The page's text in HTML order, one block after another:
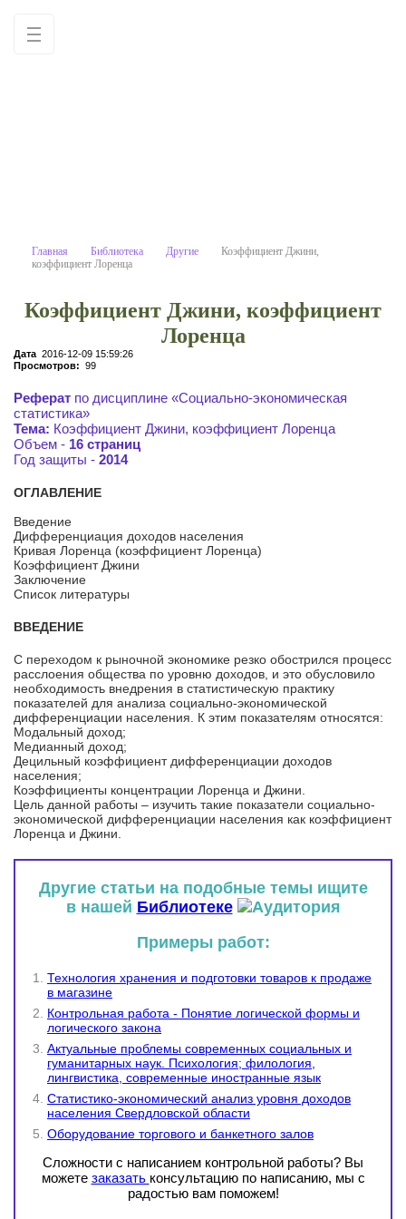
Главная Библиотека Другие
Коэффициент Джини,
коэффициент Лоренца
Коэффициент Джини, коэффициент
Лоренца
Дата 2016-12-09 15:59:26
Просмотров: 99
Реферат по дисциплине «Социально-экономическая
статистика»
Тема: Коэффициент Джини, коэффициент Лоренца
Объем - 16 страниц
Год защиты - 2014
ОГЛАВЛЕНИЕ
Введение
Дифференциация доходов населения
Кривая Лоренца (коэффициент Лоренца)
Коэффициент Джини
Заключение
Список литературы
ВВЕДЕНИЕ
С переходом к рыночной экономике резко обострился процесс
расслоения общества по уровню доходов, и это обусловило
необходимость внедрения в статистическую практику
показателей для анализа социально-экономической
дифференциации населения. К этим показателям относятся:
Модальный доход;
Медианный доход;
Децильный коэффициент дифференциации доходов
населения;
Коэффициенты концентрации Лоренца и Джини.
Цель данной работы – изучить такие показатели социально-
экономической дифференциации населения как коэффициент
Лоренца и Джини.
Другие статьи на подобные темы ищите
в нашей Библиотеке
Примеры работ:
Технология хранения и подготовки товаров к продаже
в магазине
Контрольная работа - Понятие логической формы и
логического закона
Актуальные проблемы современных социальных и
гуманитарных наук. Психология; филология,
лингвистика, современные иностранные язык
Статистико-экономический анализ уровня доходов
населения Свердловской области
Оборудование торгового и банкетного залов
Сложности с написанием контрольной работы? Вы
можете заказать консультацию по написанию, мы с
радостью вам поможем!